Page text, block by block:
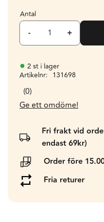
Antal
+
-
2 st i lager
Artikelnr
131698
0
Ge ett omdöme!
Fri frakt vid
endast 69kr)
Order före
Fria returer